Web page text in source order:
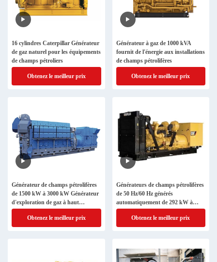
16 cylindres Caterpillar Générateur
de gaz naturel pour les équipements
de champs pétroliers
Obtenez le meilleur prix
Générateur à gaz de 1000 kVA
fournit de l'énergie aux installations
de champs pétrolifères
Obtenez le meilleur prix
Générateur de champs pétrolifères
de 1500 kW à 3000 kW Générateur
d'exploration de gaz à haut
rendement
Obtenez le meilleur prix
Générateurs de champs pétrolifères
de 50 Hz/60 Hz générés
automatiquement de 292 kW à
8700 kW
Obtenez le meilleur prix